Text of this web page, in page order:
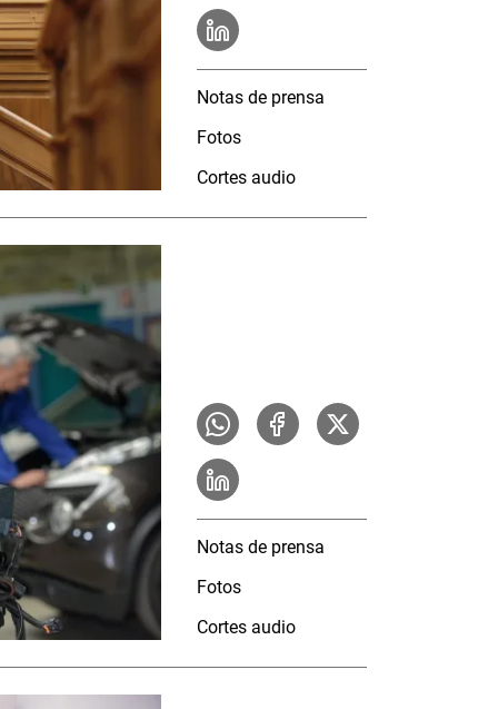
Notas de prensa
Fotos
Cortes audio
Notas de prensa
Fotos
Cortes audio